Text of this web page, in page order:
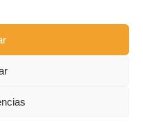
| 2024 Todos los